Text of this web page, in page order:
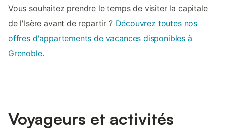
Vous souhaitez prendre le temps de visiter la capitale
de l'Isère avant de repartir ? Découvrez toutes nos
offres d'appartements de vacances disponibles à
Grenoble.
Voyageurs et activités